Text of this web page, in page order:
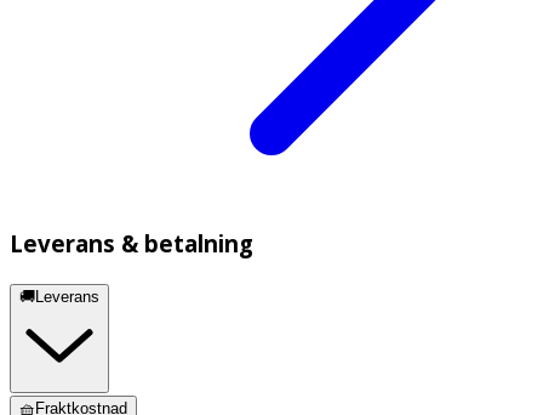
Leverans & betalning
🚚Leverans
🧺Fraktkostnad